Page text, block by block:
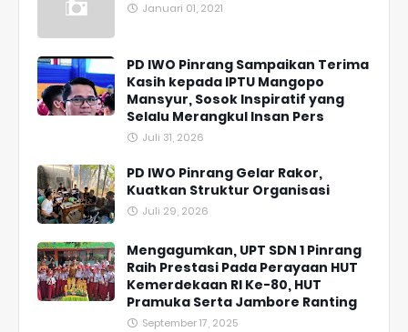
Januari 01, 2021
PD IWO Pinrang Sampaikan Terima
Kasih kepada IPTU Mangopo
Mansyur, Sosok Inspiratif yang
Selalu Merangkul Insan Pers
Juli 31, 2026
PD IWO Pinrang Gelar Rakor,
Kuatkan Struktur Organisasi
Juli 29, 2026
Mengagumkan, UPT SDN 1 Pinrang
Raih Prestasi Pada Perayaan HUT
Kemerdekaan RI Ke-80, HUT
Pramuka Serta Jambore Ranting
September 17, 2025